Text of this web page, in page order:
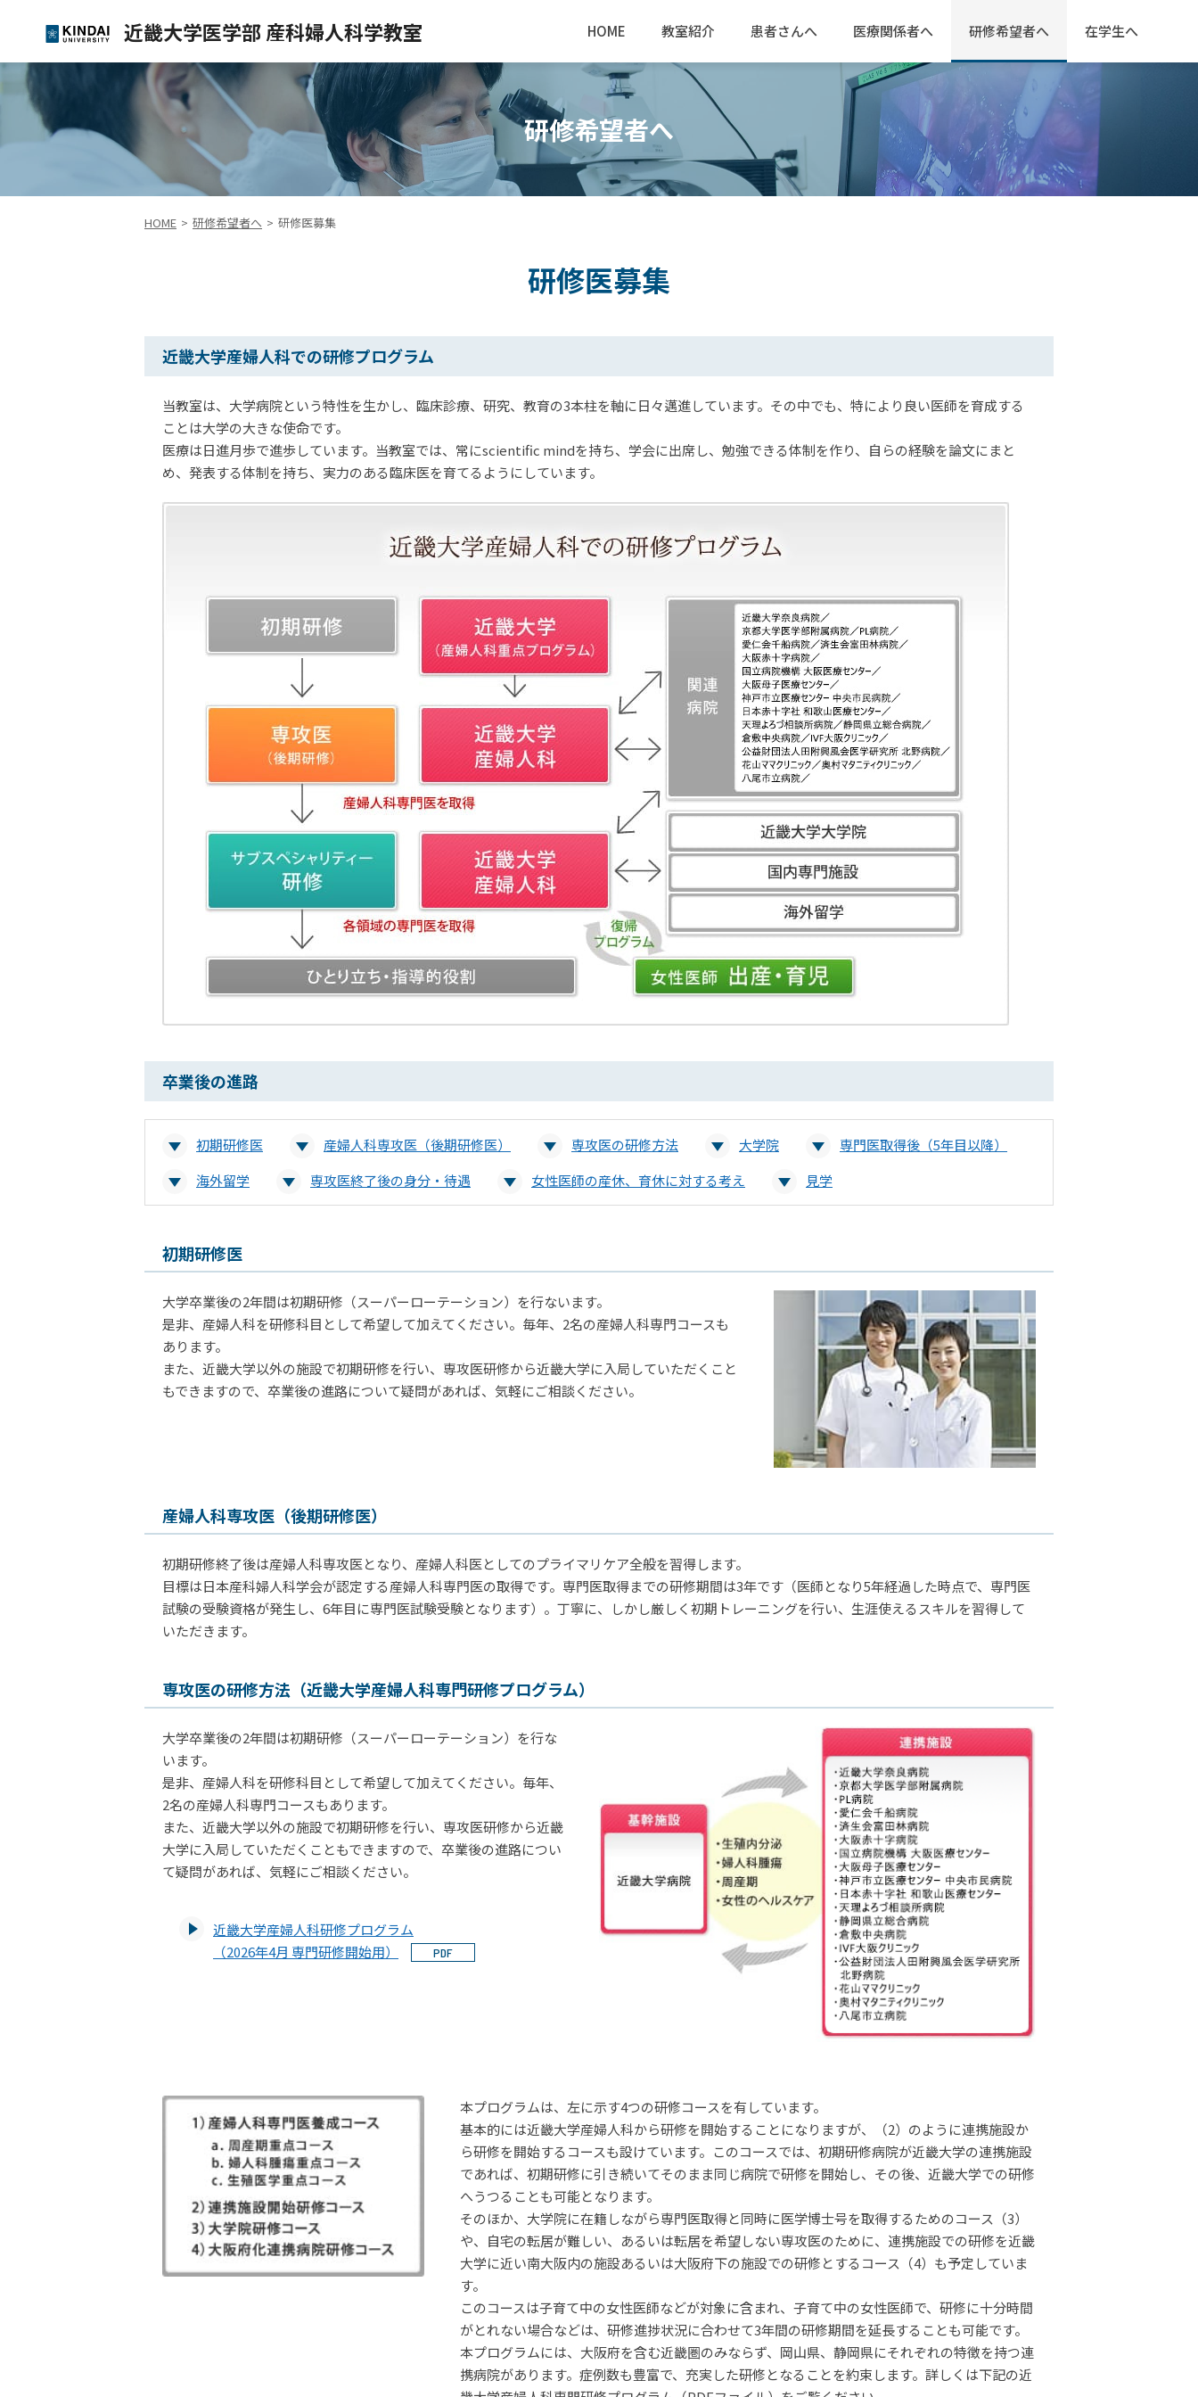
近畿大学医学部産科婦人科学教室 HOME 教室紹介 患者さんへ 医療関係者へ 研修希望者へ 在学生へ
研修希望者へ
HOME 研修希望者へ 研修医募集
研修医募集
近畿大学産婦人科での研修プログラム
当教室は、大学病院という特性を生かし、臨床診療、研究、教育の3本柱を軸に日々邁進しています。その中でも、特により良い医師を育成する
ことは大学の大きな使命です。
医療は日進月歩で進歩しています。当教室では、常にscientific mindを持ち、学会に出席し、勉強できる体制を作り、自らの経験を論文にまと
め、発表する体制を持ち、実力のある臨床医を育てるようにしています。
卒業後の進路
初期研修医 産婦人科専攻医（後期研修医） 専攻医の研修方法 大学院
専門医取得後（5年目以降）
海外留学
専攻医終了後の身分・待遇 女性医師の産休、育休に対する考え 見学
初期研修医
大学卒業後の2年間は初期研修（スーパーローテーション）を行ないます。
是非、産婦人科を研修科目として希望して加えてください。毎年、2名の産婦人科専門コースも
あります。
また、近畿大学以外の施設で初期研修を行い、専攻医研修から近畿大学に入局していただくこと
もできますので、卒業後の進路について疑問があれば、気軽にご相談ください。
産婦人科専攻医（後期研修医）
初期研修終了後は産婦人科専攻医となり、産婦人科医としてのプライマリケア全般を習得します。
目標は日本産科婦人科学会が認定する産婦人科専門医の取得です。専門医取得までの研修期間は3年です（医師となり5年経過した時点で、専門医
試験の受験資格が発生し、6年目に専門医試験受験となります）。丁寧に、しかし厳しく初期トレーニングを行い、生涯使えるスキルを習得して
いただきます。
専攻医の研修方法（近畿大学産婦人科専門研修プログラム）
大学卒業後の2年間は初期研修（スーパーローテーション）を行な
います。
是非、産婦人科を研修科目として希望して加えてください。毎年、
2名の産婦人科専門コースもあります。
また、近畿大学以外の施設で初期研修を行い、専攻医研修から近畿
大学に入局していただくこともできますので、卒業後の進路につい
て疑問があれば、気軽にご相談ください。
近畿大学産婦人科研修プログラム
（2026年4月 専門研修開始用）
本プログラムは、左に示す4つの研修コースを有しています。
基本的には近畿大学産婦人科から研修を開始することになりますが、（2）のように連携施設か
ら研修を開始するコースも設けています。このコースでは、初期研修病院が近畿大学の連携施設
であれば、初期研修に引き続いてそのまま同じ病院で研修を開始し、その後、近畿大学での研修
へうつることも可能となります。
そのほか、大学院に在籍しながら専門医取得と同時に医学博士号を取得するためのコース（3）
や、自宅の転居が難しい、あるいは転居を希望しない専攻医のために、連携施設での研修を近畿
大学に近い南大阪内の施設あるいは大阪府下の施設での研修とするコース（4）も予定していま
す。
このコースは子育て中の女性医師などが対象に含まれ、子育て中の女性医師で、研修に十分時間
がとれない場合などは、研修進捗状況に合わせて3年間の研修期間を延長することも可能です。
本プログラムには、大阪府を含む近畿圏のみならず、岡山県、静岡県にそれぞれの特徴を持つ連
携病院があります。症例数も豊富で、充実した研修となることを約束します。詳しくは下記の近